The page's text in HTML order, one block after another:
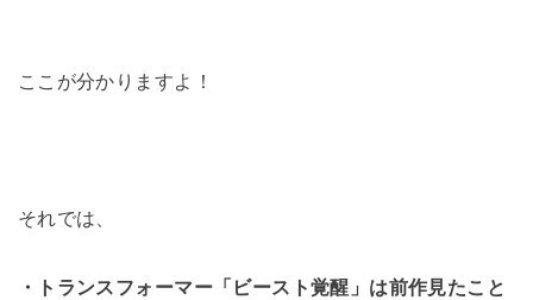
ここが分かりますよ！
それでは、
・トランスフォーマー「ビースト覚醒」は前作見たこと